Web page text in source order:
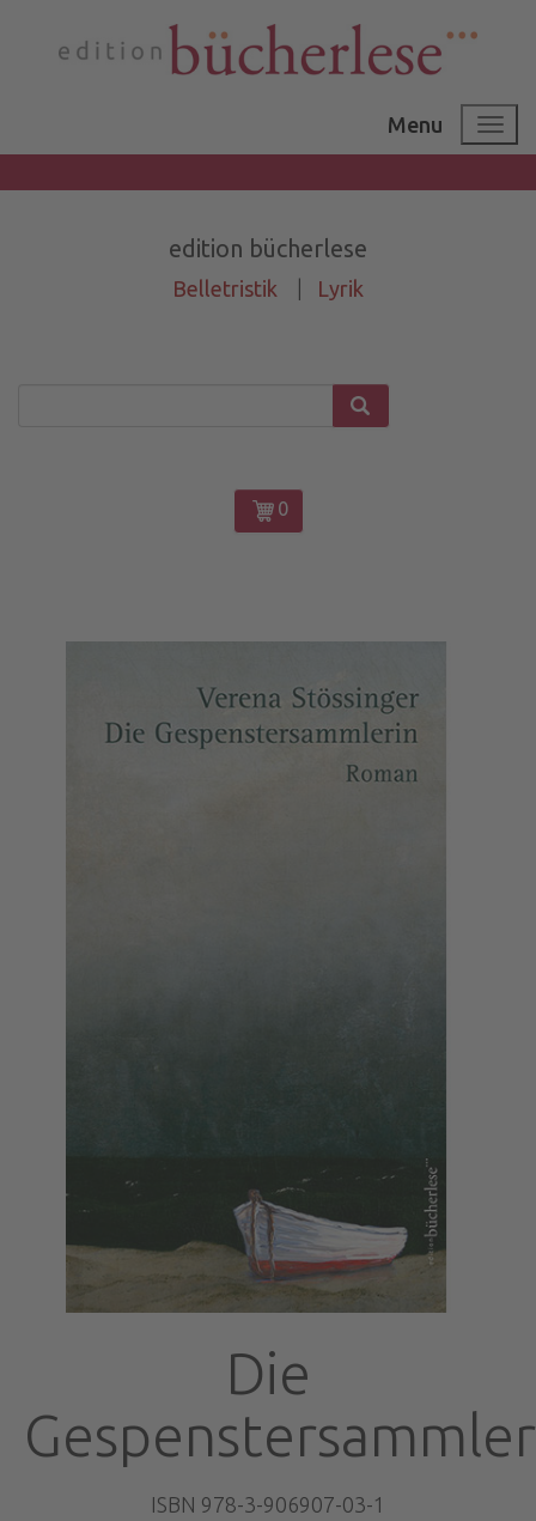
Menu
edition bücherlese
Belletristik Lyrik
0
Die
ISBN 978-3-906907-03-1